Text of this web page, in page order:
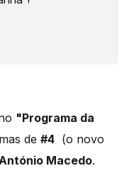
"Programa da
de #4 (o novo
Macedo.